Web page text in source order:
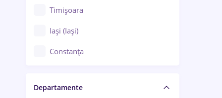
Timișoara
Iași (Iași)
Constanța
Brașov
Departamente